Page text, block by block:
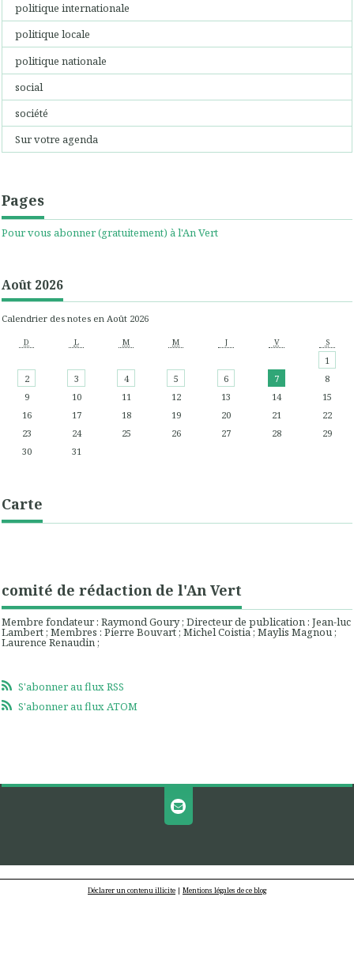
politique internationale
politique locale
politique nationale
social
société
Sur votre agenda
Pages
Pour vous abonner (gratuitement) à l'An Vert
Août 2026
Calendrier des notes en Août 2026
D L M M J V S
1
2
3 4 5 6 7
8
9
10 11 12 13 14
15
16
17 18 19 20 21
22
23
24 25 26 27 28
29
30
31
Carte
comité de rédaction de l'An Vert
Membre fondateur : Raymond Goury ; Directeur de publication : Jean-luc
Lambert ; Membres : Pierre Bouvart ; Michel Coistia ; Maylis Magnou ;
Laurence Renaudin ;
S'abonner au flux RSS
S'abonner au flux ATOM
Déclarer un contenu illicite | Mentions légales de ce blog